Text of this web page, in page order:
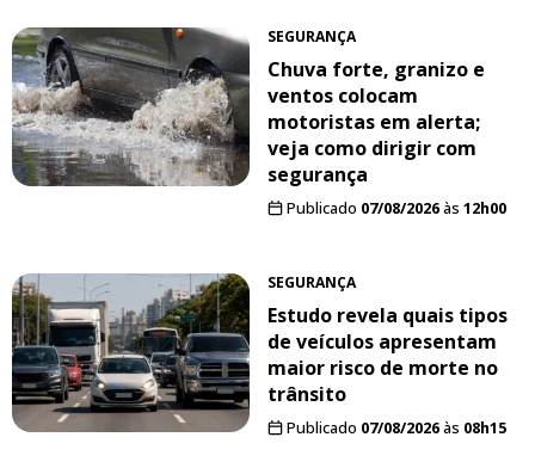
SEGURANÇA
Chuva forte, granizo e
ventos colocam
motoristas em alerta;
veja como dirigir com
segurança
Publicado 07/08/2026às 12h00
SEGURANÇA
Estudo revela quais tipos
de veículos apresentam
maior risco de morte no
trânsito
Publicado 07/08/2026às 08h15